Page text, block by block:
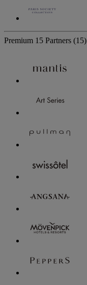
Premium 15 Partners (15)